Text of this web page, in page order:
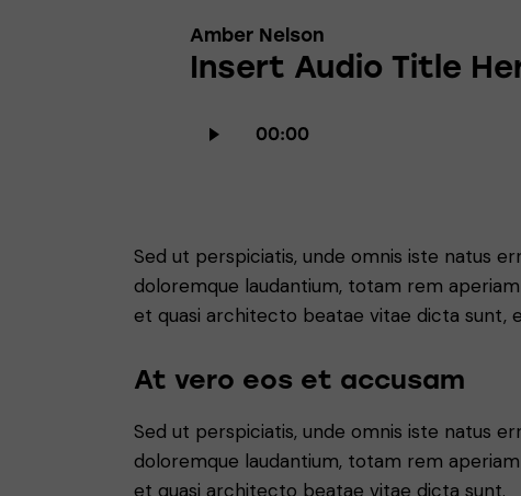
Amber Nelson
Insert Audio Title
Audio
00:00
Sed ut perspiciatis, unde omnis iste natus
doloremque laudantium, totam rem
et quasi architecto beatae vitae dicta sunt,
At vero eos et accusam
Sed ut perspiciatis, unde omnis iste natus
doloremque laudantium, totam rem
et quasi architecto beatae vitae dicta sunt.